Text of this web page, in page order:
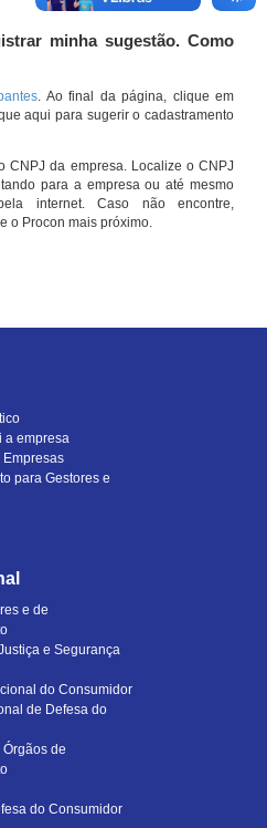
minha sugestão. Como
. Ao final da página, clique em
aqui para sugerir o cadastramento
CNPJ da empresa. Localize o CNPJ
para a empresa ou até mesmo
internet. Caso não encontre,
o Procon mais próximo.
a empresa
Empresas
para Gestores e
e de
e Segurança
do Consumidor
de Defesa do
de
do Consumidor